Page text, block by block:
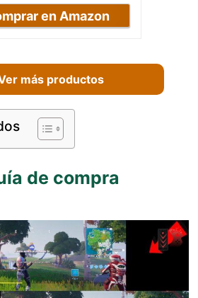
en Amazon
más productos
de compra